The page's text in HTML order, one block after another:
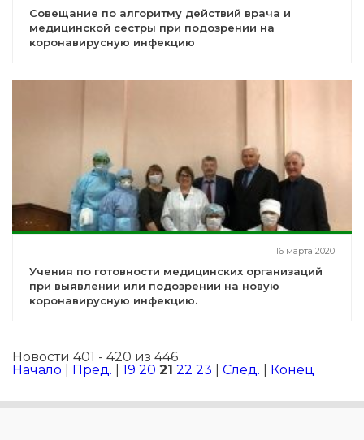
Совещание по алгоритму действий врача и
медицинской сестры при подозрении на
коронавирусную инфекцию
16 марта 2020
Учения по готовности медицинских организаций
при выявлении или подозрении на новую
коронавирусную инфекцию.
Новости 401 - 420 из 446
Начало
Пред. 19 20 21 22 23 След. Конец